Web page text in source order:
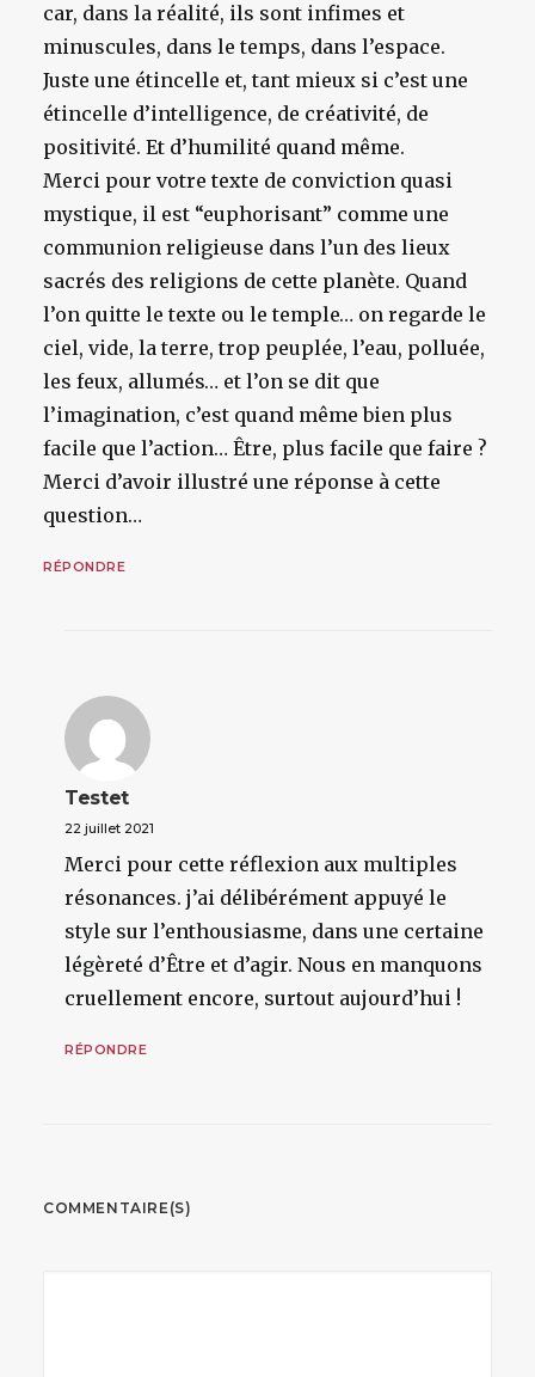
car, dans la réalité, ils sont infimes et
minuscules, dans le temps, dans l’espace.
Juste une étincelle et, tant mieux si c’est une
étincelle d’intelligence, de créativité, de
positivité. Et d’humilité quand même.
Merci pour votre texte de conviction quasi
mystique, il est “euphorisant” comme une
communion religieuse dans l’un des lieux
sacrés des religions de cette planète. Quand
l’on quitte le texte ou le temple… on regarde le
ciel, vide, la terre, trop peuplée, l’eau, polluée,
les feux, allumés… et l’on se dit que
l’imagination, c’est quand même bien plus
facile que l’action… Être, plus facile que faire ?
Merci d’avoir illustré une réponse à cette
question…
RÉPONDRE
Testet
22 juillet 2021
Merci pour cette réflexion aux multiples
résonances. j’ai délibérément appuyé le
style sur l’enthousiasme, dans une certaine
légèreté d’Être et d’agir. Nous en manquons
cruellement encore, surtout aujourd’hui !
RÉPONDRE
COMMENTAIRE(S)